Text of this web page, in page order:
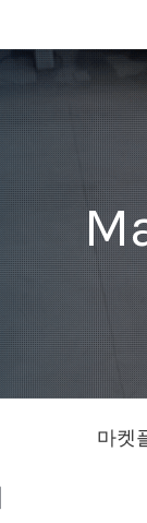
마켓